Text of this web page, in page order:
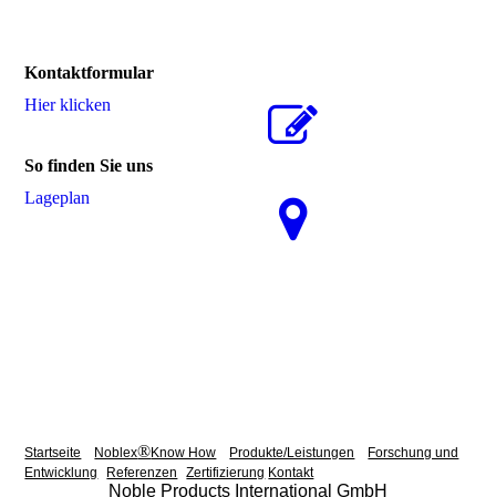
Kontaktformular
Hier klicken
So finden Sie uns
La­ge­plan
Startseite Noblex®Know How Produkte/Leistungen
Forschung und
Entwicklung
Referenzen Zertifizierung Kontakt
Noble Products International GmbH